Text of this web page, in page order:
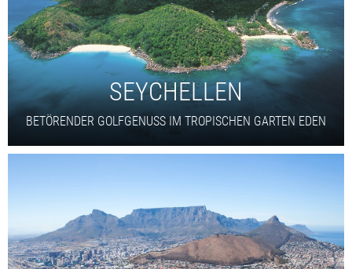
SEYCHELLEN
BETÖRENDER GOLFGENUSS IM TROPISCHEN GARTEN EDEN